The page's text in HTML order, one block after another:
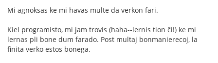
Mi agnoksas ke mi havas multe da verkon fari.
Kiel programisto, mi jam trovis (haha--lernis tion ĉi!) ke mi
lernas pli bone dum farado. Post multaj bonmanierecoj, la
finita verko estos bonega.